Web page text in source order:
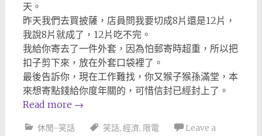
天。
昨天我們去買披薩，店員問我要切成8片還是12片，
我說8片就成了，12片吃不完。
我給你寄去了一件外套，因為怕郵寄時超重，所以把
扣子剪下來，放在外套口袋裡了。
最後告訴你，現在工作難找，你又猴子猴孫滿堂，本
來想寄點錢給你度年關的，可惜信封已經封上了。
Read more →
休閒-笑話 笑話, 經濟, 限電
Leave a